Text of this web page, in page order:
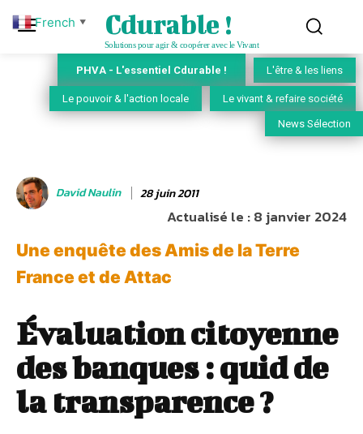
Cdurable !
Solutions pour agir & coopérer avec le Vivant
PHVA - L'essentiel Cdurable ! L'être & les liens
Le pouvoir & l'action locale Le vivant & refaire société
News Sélection
David Naulin 28 juin 2011
Actualisé le :8 janvier 2024
Une enquête des Amis de la Terre
France et de Attac
Évaluation citoyenne
des banques : quid de
la transparence ?
French ▼